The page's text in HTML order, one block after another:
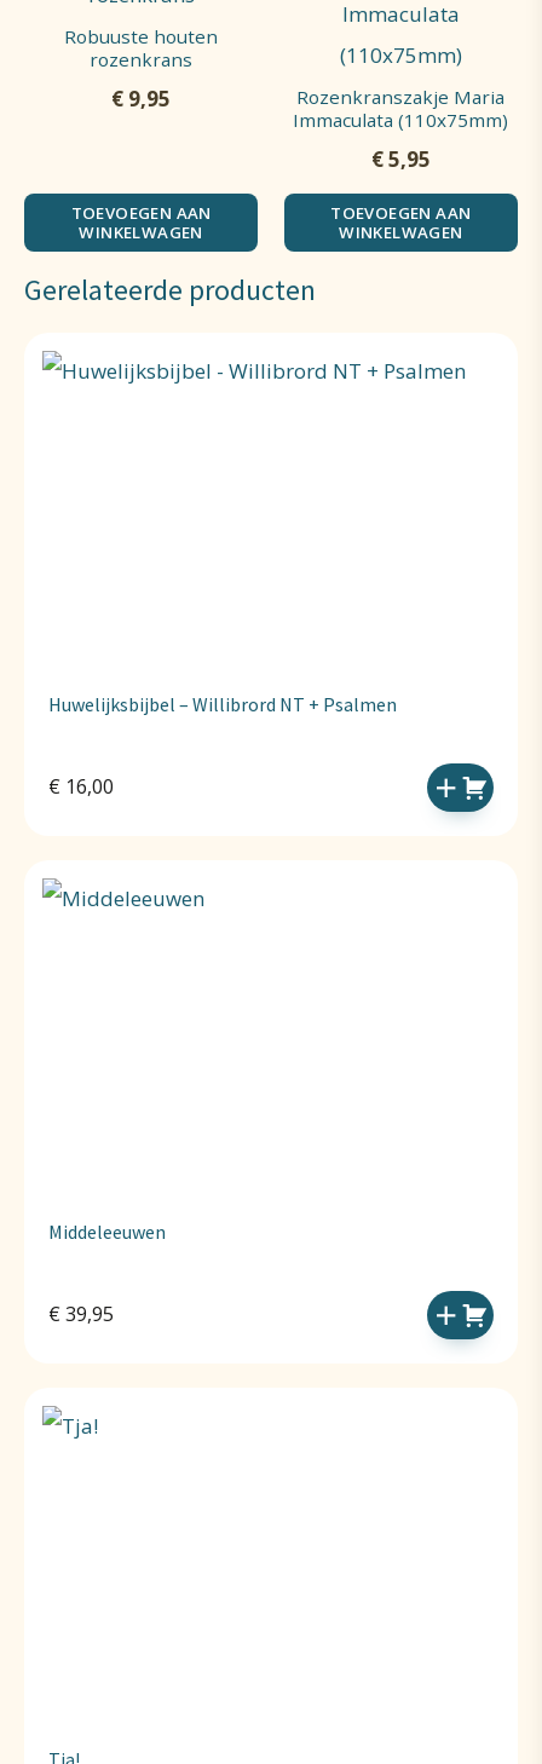
Robuuste houten
rozenkrans
€ 9,95
TOEVOEGEN AAN
WINKELWAGEN
Rozenkranszakje Maria
Immaculata (110x75mm)
€5,95
TOEVOEGEN AAN
WINKELWAGEN
Gerelateerde producten
Huwelijksbijbel – Willibrord NT + Psalmen
€ 16,00
Middeleeuwen
€ 39,95
Tja!